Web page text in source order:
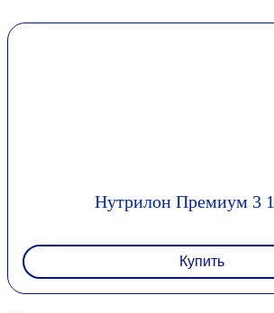
Нутрилон Премиум 3
Купить